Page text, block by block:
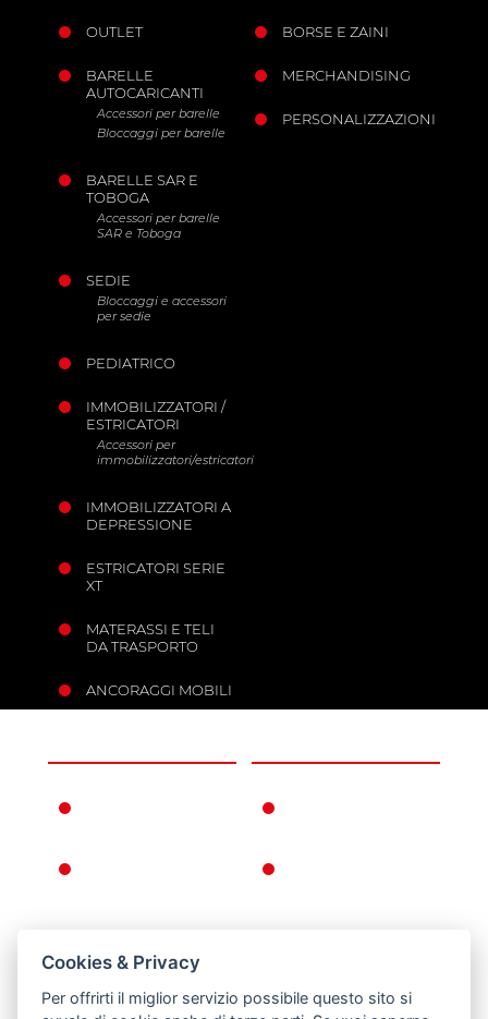
OUTLET
BARELLE
AUTOCARICANTI
Accessori per barelle
Bloccaggi per barelle
BARELLE SAR E
TOBOGA
Accessori per barelle
SAR e Toboga
SEDIE
Bloccaggi e accessori
per sedie
PEDIATRICO
IMMOBILIZZATORI /
ESTRICATORI
Accessori per
immobilizzatori/estricatori
IMMOBILIZZATORI A
DEPRESSIONE
ESTRICATORI SERIE
XT
MATERASSI E TELI
DA TRASPORTO
ANCORAGGI MOBILI
BORSE E ZAINI
MERCHANDISING
PERSONALIZZAZIONI
RESI
Cookies & Privacy
Per offrirti il miglior servizio possibile questo sito si